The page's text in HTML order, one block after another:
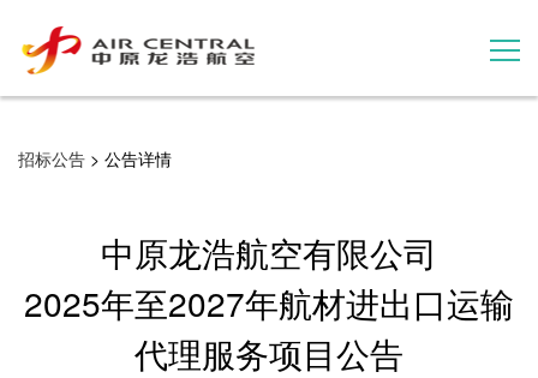
招标公告 > 公告详情
中原龙浩航空有限公司
2025年至2027年航材进出口运输
代理服务项目公告